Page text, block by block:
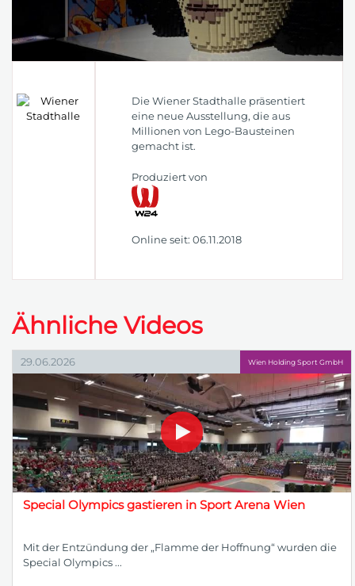
Die Wiener Stadthalle präsentiert
eine neue Ausstellung, die aus
Millionen von Lego-Bausteinen
gemacht ist.
Produziert von
Online seit: 06.11.2018
Ähnliche Videos
29.06.2026 Wien Holding Sport GmbH
Special Olympics gastieren in Sport Arena Wien
Mit der Entzündung der „Flamme der Hoffnung“ wurden die
Special Olympics ...